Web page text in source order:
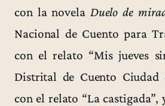
con la novela Duelo de
Nacional de Cuento para
con el relato “Mis jueves
Distrital de Cuento Ciudad
con el relato “La castigada”,